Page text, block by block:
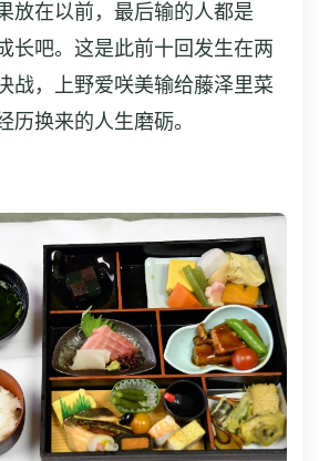
放在以前，最后输的人都是
长吧。这是此前十回发生在两
战，上野爱咲美输给藤泽里菜
历换来的人生磨砺。